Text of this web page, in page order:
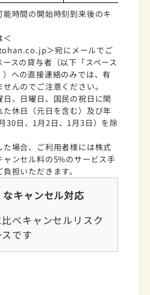
時間の開始時刻到来後のキ
＜
＞宛にメールでご
スの貸与者（以下「スペース
への直接連絡のみでは、有
んのでご注意ください。
、日曜日、国民の祝日に関
休日（元日を含む）及び年
30日、1月2日、1月3日）を除
場合、ご利用者様には株式
ンセル料の5%のサービス手
担いただきます。
なキャンセル対応
べキャンセルリスク
です